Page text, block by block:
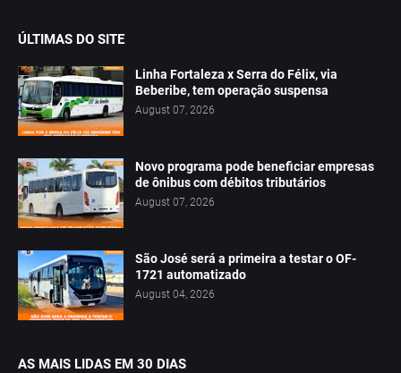
ÚLTIMAS DO SITE
Linha Fortaleza x Serra do Félix, via
Beberibe, tem operação suspensa
August 07, 2026
Novo programa pode beneficiar empresas
de ônibus com débitos tributários
August 07, 2026
São José será a primeira a testar o OF-
1721 automatizado
August 04, 2026
AS MAIS LIDAS EM 30 DIAS